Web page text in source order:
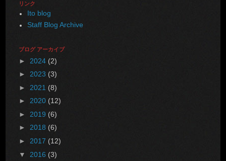
リンク
Ito blog
Staff Blog Archive
ブログ アーカイブ
► 2024 (2)
► 2023 (3)
► 2021 (8)
► 2020 (12)
► 2019 (6)
► 2018 (6)
► 2017 (12)
▼ 2016 (3)